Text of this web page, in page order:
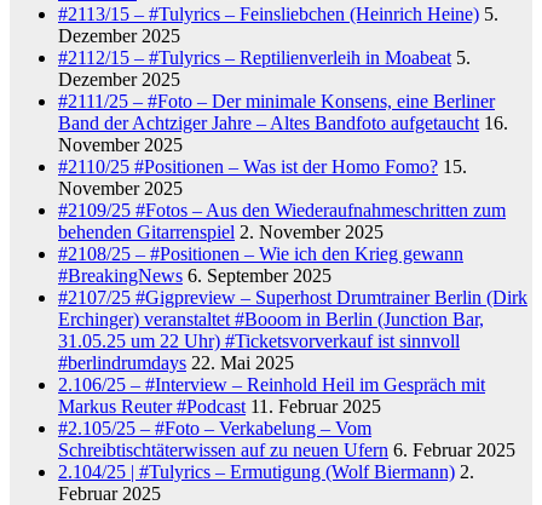
#2113/15 – #Tulyrics – Feinsliebchen (Heinrich Heine) 5.
Dezember 2025
#2112/15 – #Tulyrics – Reptilienverleih in Moabeat 5.
Dezember 2025
#2111/25 – #Foto – Der minimale Konsens, eine Berliner
Band der Achtziger Jahre – Altes Bandfoto aufgetaucht 16.
November 2025
#2110/25 #Positionen – Was ist der Homo Fomo? 15.
November 2025
#2109/25 #Fotos – Aus den Wiederaufnahmeschritten zum
behenden Gitarrenspiel 2. November 2025
#2108/25 – #Positionen – Wie ich den Krieg gewann
#BreakingNews 6. September 2025
#2107/25 #Gigpreview – Superhost Drumtrainer Berlin (Dirk
Erchinger) veranstaltet #Booom in Berlin (Junction Bar,
31.05.25 um 22 Uhr) #Ticketsvorverkauf ist sinnvoll
#berlindrumdays 22. Mai 2025
2.106/25 – #Interview – Reinhold Heil im Gespräch mit
Markus Reuter #Podcast 11. Februar 2025
#2.105/25 – #Foto – Verkabelung – Vom
Schreibtischtäterwissen auf zu neuen Ufern 6. Februar 2025
2.104/25 | #Tulyrics – Ermutigung (Wolf Biermann) 2.
Februar 2025